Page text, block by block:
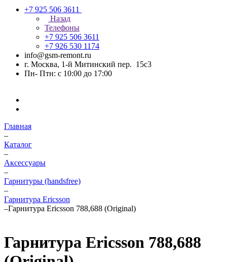
+7 925 506 3611
Назад
Телефоны
+7 925 506 3611
+7 926 530 1174
info@gsm-remont.ru
г. Москва, 1-й Митинский пер. 15с3
Пн- Птн: с 10:00 до 17:00
Главная
–
Каталог
–
Аксессуары
–
Гарнитуры (handsfree)
–
Гарнитура Ericsson
–Гарнитура Ericsson 788,688 (Original)
Гарнитура Ericsson 788,688